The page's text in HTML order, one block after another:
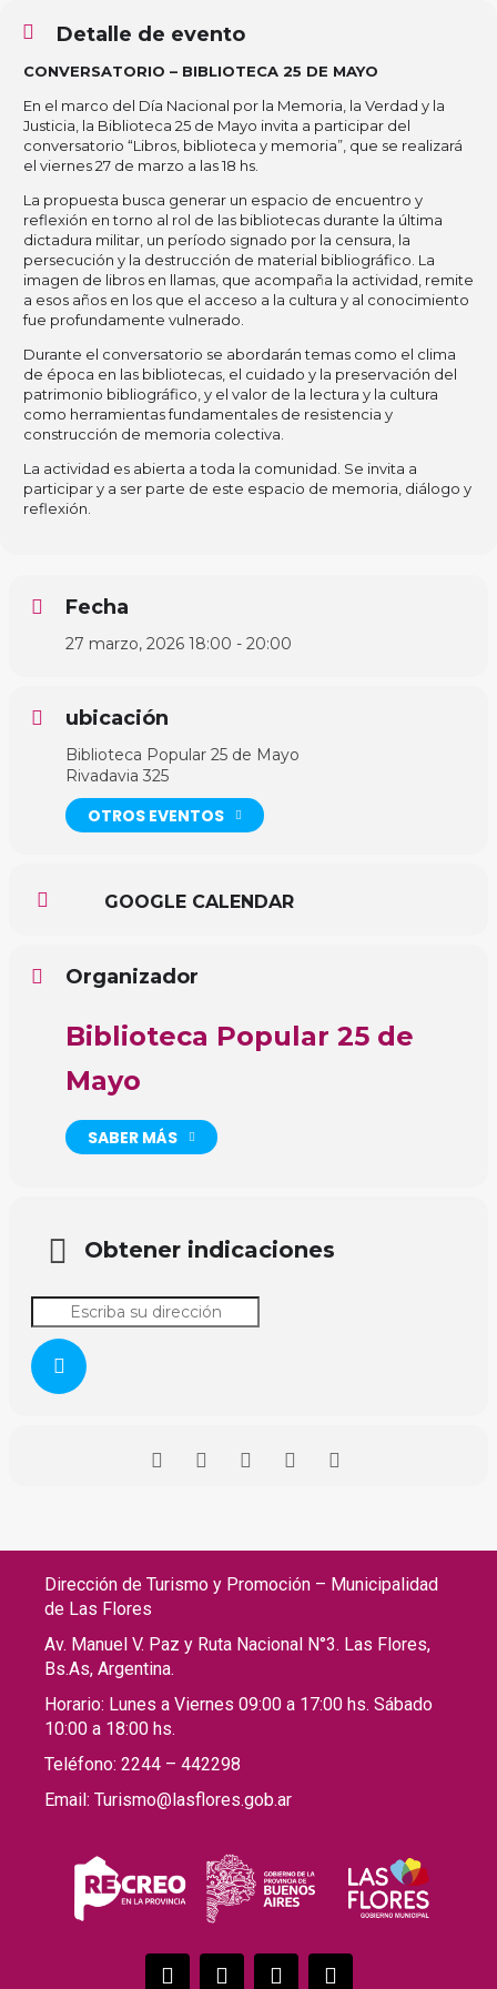
Detalle de evento
CONVERSATORIO – BIBLIOTECA 25 DE MAYO
En el marco del Día Nacional por la Memoria, la Verdad y la
Justicia, la Biblioteca 25 de Mayo invita a participar del
conversatorio “Libros, biblioteca y memoria”, que se realizará
el viernes 27 de marzo a las 18 hs.
La propuesta busca generar un espacio de encuentro y
reflexión en torno al rol de las bibliotecas durante la última
dictadura militar, un período signado por la censura, la
persecución y la destrucción de material bibliográfico. La
imagen de libros en llamas, que acompaña la actividad, remite
a esos años en los que el acceso a la cultura y al conocimiento
fue profundamente vulnerado.
Durante el conversatorio se abordarán temas como el clima
de época en las bibliotecas, el cuidado y la preservación del
patrimonio bibliográfico, y el valor de la lectura y la cultura
como herramientas fundamentales de resistencia y
construcción de memoria colectiva.
La actividad es abierta a toda la comunidad. Se invita a
participar y a ser parte de este espacio de memoria, diálogo y
reflexión.
Fecha
27 marzo, 2026 18:00 - 20:00
ubicación
Biblioteca Popular 25 de Mayo
Rivadavia 325
OTROS EVENTOS
GOOGLE CALENDAR
Organizador
Biblioteca Popular 25 de
Mayo
SABER MÁS
Obtener indicaciones
Dirección de Turismo y Promoción – Municipalidad
de Las Flores
Av. Manuel V. Paz y Ruta Nacional N°3. Las Flores,
Bs.As, Argentina.
Horario: Lunes a Viernes 09:00 a 17:00 hs. Sábado
10:00 a 18:00 hs.
Teléfono: 2244 – 442298
Email: Turismo@lasflores.gob.ar